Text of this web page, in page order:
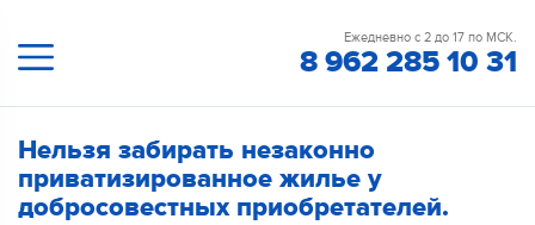
Ежедневно с 2 до 17 по МСК.
8 962 285 10 31
Нельзя забирать незаконно
приватизированное жилье у
добросовестных приобретателей.